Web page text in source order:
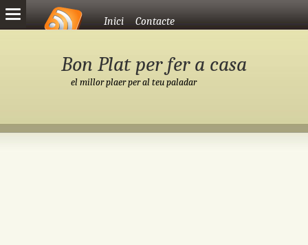
Vés al contingutInici Contacte
Bon Plat per fer a casa
el millor plaer per al teu paladar